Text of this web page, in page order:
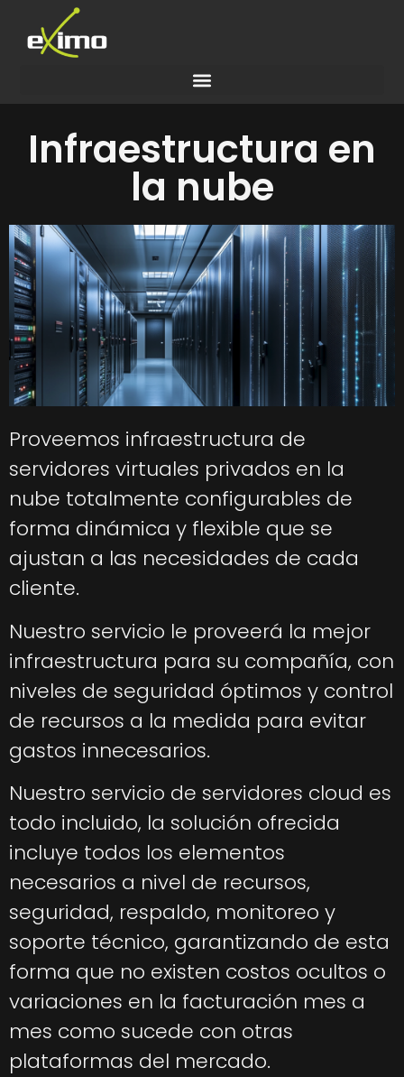
Infraestructura en
la nube
Proveemos infraestructura de
servidores virtuales privados en la
nube totalmente configurables de
forma dinámica y flexible que se
ajustan a las necesidades de cada
cliente.
Nuestro servicio le proveerá la mejor
infraestructura para su compañía, con
niveles de seguridad óptimos y control
de recursos a la medida para evitar
gastos innecesarios.
Nuestro servicio de servidores cloud es
todo incluido, la solución ofrecida
incluye todos los elementos
necesarios a nivel de recursos,
seguridad, respaldo, monitoreo y
soporte técnico, garantizando de esta
forma que no existen costos ocultos o
variaciones en la facturación mes a
mes como sucede con otras
plataformas del mercado.